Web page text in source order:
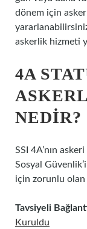
dönem için
askerlik hizmeti
4A
NEDIR?
SSI 4A’nın
Sosyal
için zorunlu olan
Tavsiyeli
Kuruldu